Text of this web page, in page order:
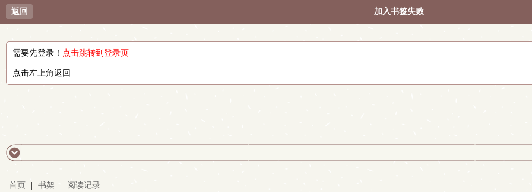
返回 加入书签失败
需要先登录！ 点击跳转到登录页
点击左上角返回
首页 书架 阅读记录